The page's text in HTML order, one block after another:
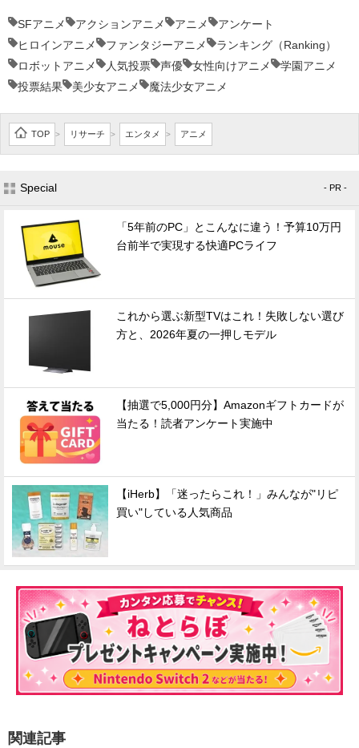
SFアニメ アクションアニメ アニメ
アンケート
ヒロインアニメ
ファンタジーアニメ
ランキング（Ranking）
ロボットアニメ
人気投票 声優 女性向けアニメ
学園アニメ
投票結果
美少女アニメ 魔法少女アニメ
TOP > リサーチ > エンタメ > アニメ
Special - PR -
「5年前のPC」とこんなに違う！予算10万円
台前半で実現する快適PCライフ
これから選ぶ新型TVはこれ！失敗しない選び
方と、2026年夏の一押しモデル
【抽選で5,000円分】Amazonギフトカードが
当たる！読者アンケート実施中
【iHerb】「迷ったらこれ！」みんなが"リピ
買い"している人気商品
関連記事